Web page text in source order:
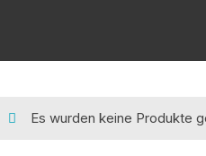
Es wurden keine Produkte